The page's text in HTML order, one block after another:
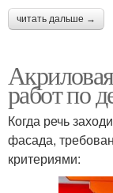
читать дальше →
работ по
Когда речь
фасада,
критериями: